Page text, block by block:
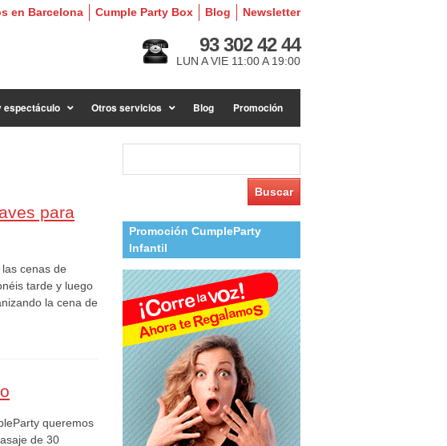
Newsletter
Blog
Cumple Party Box
en Barcelona
93 302 42 44
LUN A VIE 11:00 A 19:00
espectáculo Otros servicios Blog Promoción
para
cenas de
tarde y luego
la cena de
queremos
de 30
Promoción CumpleParty
Infantil